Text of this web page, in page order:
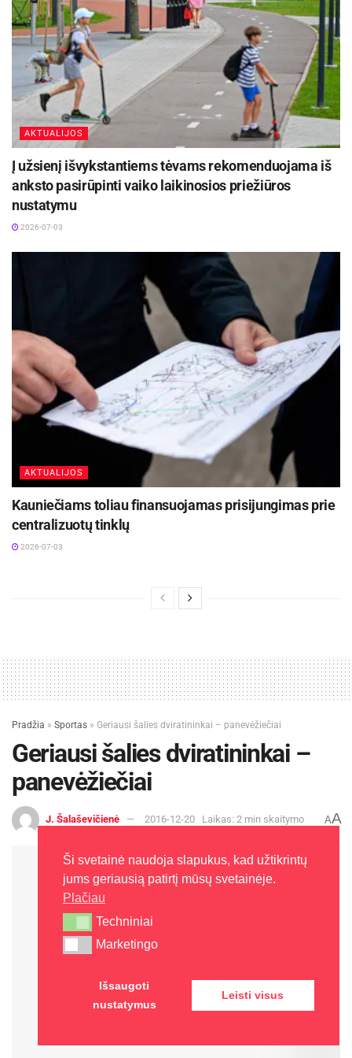
reikalavimams paraiškos formą(4 priedas)
Švietimo ir jaunimo reikalų skyriaus vyr.
specialistei Simonai Vizbarienei (31 kab., tel.
504 483). Išsamesnė informacija –
www.panevezys.lt – Neformalus vaikų švietimas.
AKTUALIJOS
Į užsienį išvykstantiems tėvams rekomenduojama iš
anksto pasirūpinti vaiko laikinosios priežiūros
nustatymu
2026-07-03
AKTUALIJOS
Kauniečiams toliau finansuojamas prisijungimas prie
centralizuotų tinklų
2026-07-03
Pradžia » Sportas » Geriausi šalies dviratininkai – panevėžiečiai
Geriausi šalies dviratininkai –
panevėžiečiai
J. Šalaševičienė 2016-12-20 Laikas: 2 min skaitymo AA
Ši svetainė naudoja slapukus, kad užtikrintų
jums geriausią patirtį mūsų svetainėje.
Plačiau
Techniniai
Techniniai
Marketingo
Marketingo
Išsaugoti
nustatymus
Leisti visus